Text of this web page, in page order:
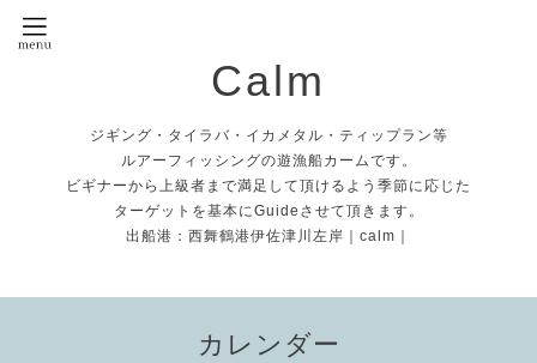
Calm
ジギング・タイラバ・イカメタル・ティップラン等
ルアーフィッシングの遊漁船カームです。
ビギナーから上級者まで満足して頂けるよう季節に応じた
ターゲットを基本にGuideさせて頂きます。
出船港：西舞鶴港伊佐津川左岸｜calm｜
カレンダー